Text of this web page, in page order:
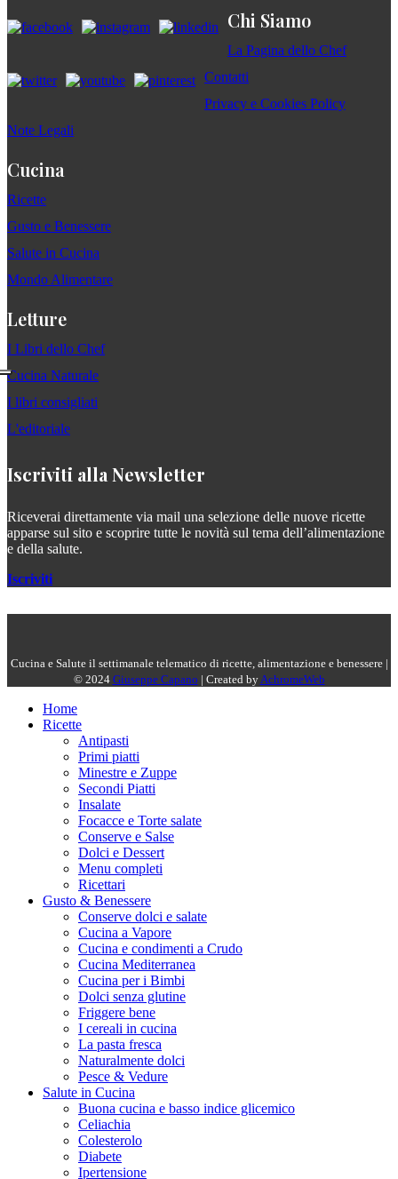
Chi Siamo
La Pagina dello Chef
Contatti
Privacy e Cookies Policy
Note Legali
Cucina
Ricette
Gusto e Benessere
Salute in Cucina
Mondo Alimentare
Letture
I Libri dello Chef
Cucina Naturale
I libri consigliati
L'editoriale
Iscriviti alla Newsletter
Riceverai direttamente via mail una selezione delle nuove ricette
apparse sul sito e scoprire tutte le novità sul tema dell’alimentazione
e della salute.
Iscriviti
Cucina e Salute il settimanale telematico di ricette, alimentazione e benessere |
© 2024 Giuseppe Capano | Created byAchromeWeb
Home
Ricette
Antipasti
Primi piatti
Minestre e Zuppe
Secondi Piatti
Insalate
Focacce e Torte salate
Conserve e Salse
Dolci e Dessert
Menu completi
Ricettari
Gusto & Benessere
Conserve dolci e salate
Cucina a Vapore
Cucina e condimenti a Crudo
Cucina Mediterranea
Cucina per i Bimbi
Dolci senza glutine
Friggere bene
I cereali in cucina
La pasta fresca
Naturalmente dolci
Pesce & Vedure
Salute in Cucina
Buona cucina e basso indice glicemico
Celiachia
Colesterolo
Diabete
Ipertensione